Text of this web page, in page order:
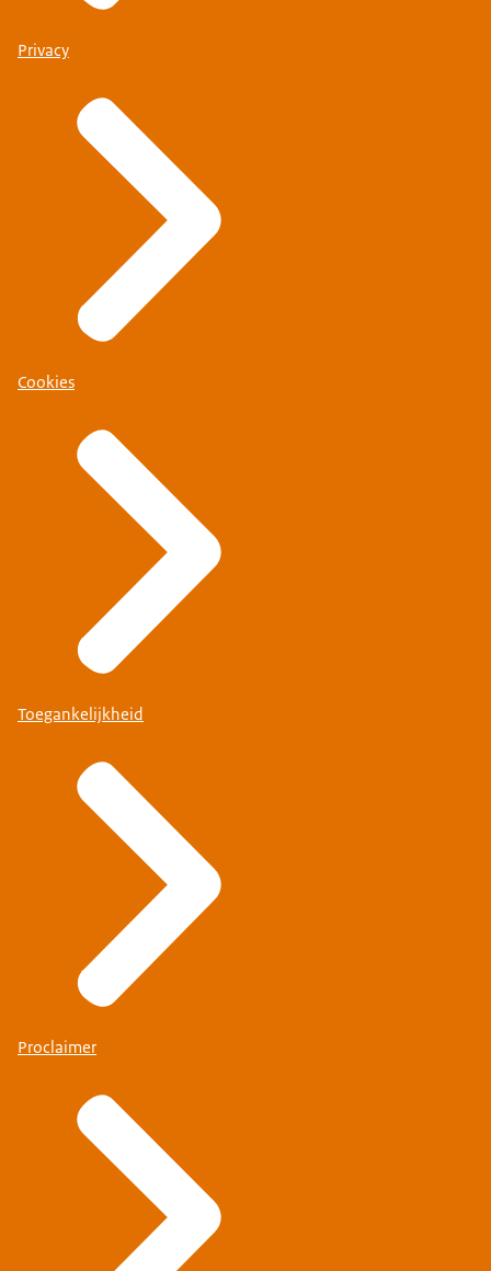
Privacy
Cookies
Toegankelijkheid
Proclaimer